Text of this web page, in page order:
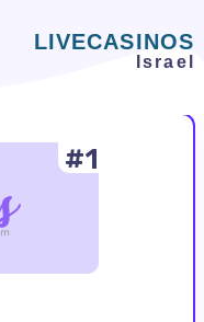
משחקים אונליין
#1